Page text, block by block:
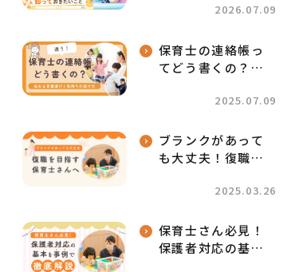
「楽しく」するた
いこと
2026.07.09
保育士の連絡帳っ
てどう書くの？伝
持ちの届け方2025.07.09
ブランクがあって
も大丈夫！復職を
2025.03.26
保育士さん必見！
保護者対応の基本